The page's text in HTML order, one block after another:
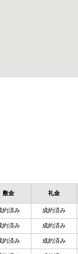
敷金 礼金
約済み 成約済み
約済み 成約済み
約済み 成約済み